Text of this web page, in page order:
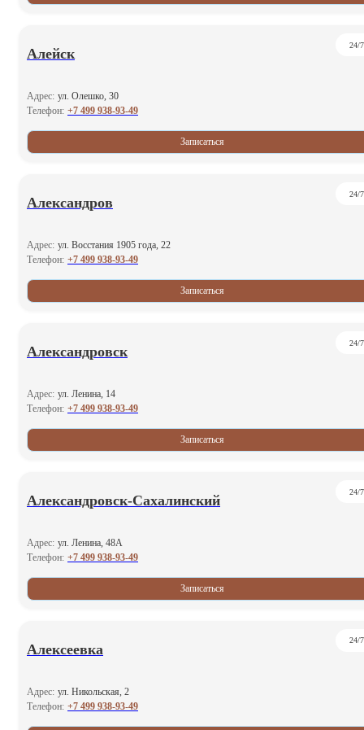
Алейск
24/7
Адрес: ул. Олешко, 30
Телефон: +7 499 938-93-49
Записаться
Александров
24/7
Адрес: ул. Восстания 1905 года, 22
Телефон: +7 499 938-93-49
Записаться
Александровск
24/7
Адрес: ул. Ленина, 14
Телефон: +7 499 938-93-49
Записаться
Александровск-Сахалинский
24/7
Адрес: ул. Ленина, 48А
Телефон: +7 499 938-93-49
Записаться
Алексеевка
24/7
Адрес: ул. Никольская, 2
Телефон: +7 499 938-93-49